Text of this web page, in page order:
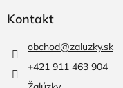
Kontakt
obchod@zaluzky.sk
+421 911 463 904